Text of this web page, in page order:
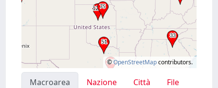
©OpenStreetMapcontributors.
Macroarea Nazione Città
File